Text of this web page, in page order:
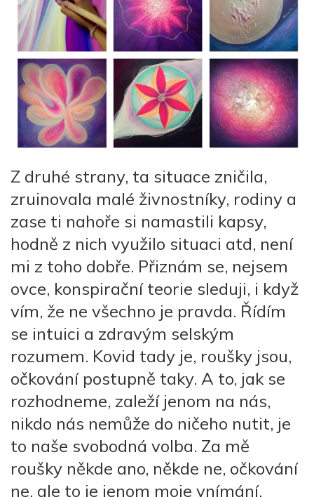
Z druhé strany, ta situace zničila,
zruinovala malé živnostníky, rodiny a
zase ti nahoře si namastili kapsy,
hodně z nich využilo situaci atd, není
mi z toho dobře. Přiznám se, nejsem
ovce, konspirační teorie sleduji, i když
vím, že ne všechno je pravda. Řídím
se intuici a zdravým selským
rozumem. Kovid tady je, roušky jsou,
očkování postupně taky. A to, jak se
rozhodneme, zaleží jenom na nás,
nikdo nás nemůže do ničeho nutit, je
to naše svobodná volba. Za mě
roušky někde ano, někde ne, očkování
ne, ale to je jenom moje vnímání.